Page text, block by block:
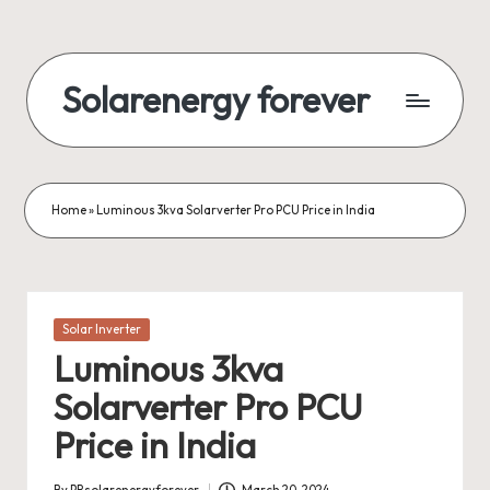
content
Solarenergy forever
बिजली
Home» Luminous 3kva Solarverter Pro PCU Price in India
Posted
Solar Inverter
Luminous 3kva
Solarverter Pro PCU
Price in India